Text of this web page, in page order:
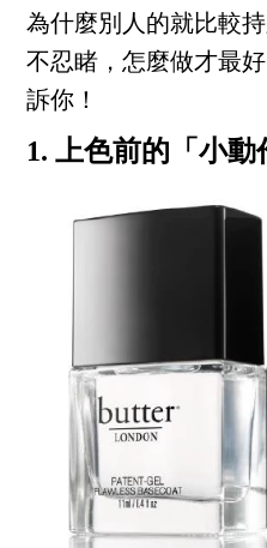
為什麼別人的就比較
不忍睹，怎麼做才最
訴你！
1. 上色前的「小動